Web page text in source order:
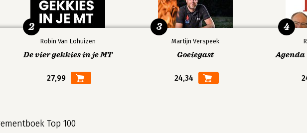
Robin Van Lohuizen
De vier gekkies in je MT
27,99
2
Martijn Verspeek
Goeiegast
24,34
3
Agenda
4
Top 100